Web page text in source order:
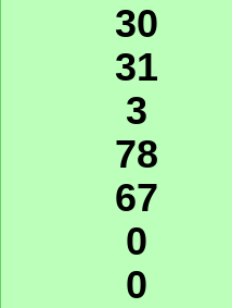
30
31
3
78
67
0
0